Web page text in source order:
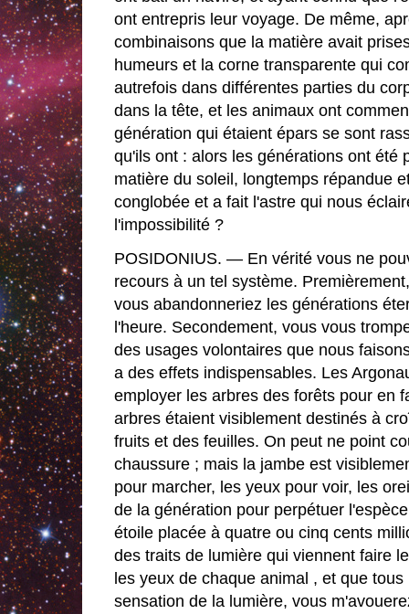
ont entrepris leur voyage. De même,
combinaisons que la matière avait
humeurs et la corne transparente qui
autrefois dans différentes parties du
dans la tête, et les animaux ont
génération qui étaient épars se sont
qu'ils ont : alors les générations ont été
matière du soleil, longtemps répandue
conglobée et a fait l'astre qui nous
l'impossibilité ?
POSIDONIUS. — En vérité vous ne
recours à un tel système.
vous abandonneriez les générations
l'heure. Secondement, vous vous
des usages volontaires que nous
a des effets indispensables. Les
employer les arbres des forêts pour en
arbres étaient visiblement destinés à
fruits et des feuilles. On peut ne point
chaussure ; mais la jambe est
pour marcher, les yeux pour voir, les
de la génération pour perpétuer
étoile placée à quatre ou cinq cents
des traits de lumière qui viennent faire
les yeux de chaque animal , et que
sensation de la lumière, vous